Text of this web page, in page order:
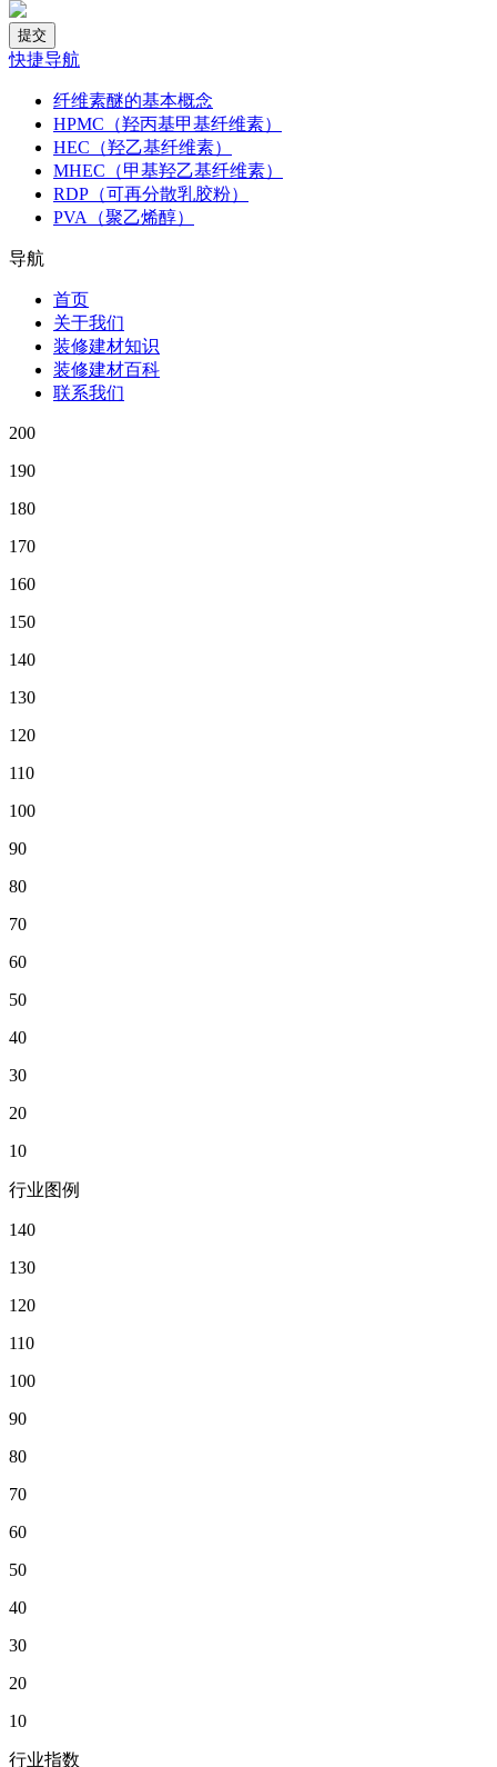
快捷导航
纤维素醚的基本概念
HPMC（羟丙基甲基纤维素）
HEC（羟乙基纤维素）
MHEC（甲基羟乙基纤维素）
RDP（可再分散乳胶粉）
PVA（聚乙烯醇）
导航
首页
关于我们
装修建材知识
装修建材百科
联系我们
200
190
180
170
160
150
140
130
120
110
100
90
80
70
60
50
40
30
20
10
行业图例
140
130
120
110
100
90
80
70
60
50
40
30
20
10
行业指数